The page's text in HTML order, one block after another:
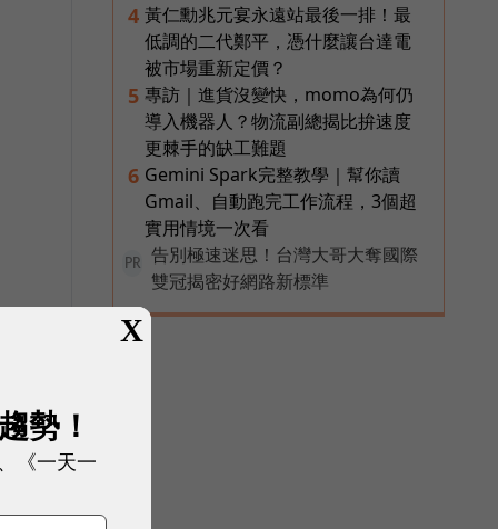
4 黃仁勳兆元宴永遠站最後一排！最
低調的二代鄭平，憑什麼讓台達電
被市場重新定價？
5 專訪｜進貨沒變快，momo為何仍
導入機器人？物流副總揭比拚速度
更棘手的缺工難題
6 Gemini Spark完整教學｜幫你讀
Gmail、自動跑完工作流程，3個超
實用情境一次看
PR
告別極速迷思！台灣大哥大奪國際
雙冠揭密好網路新標準
X
勢！
《一天一